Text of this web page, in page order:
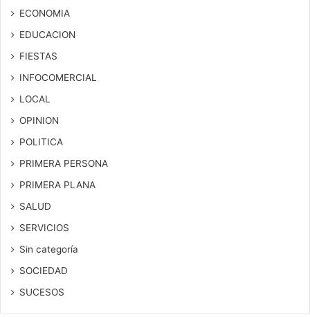
ECONOMIA
EDUCACION
FIESTAS
INFOCOMERCIAL
LOCAL
OPINION
POLITICA
PRIMERA PERSONA
PRIMERA PLANA
SALUD
SERVICIOS
Sin categoría
SOCIEDAD
SUCESOS